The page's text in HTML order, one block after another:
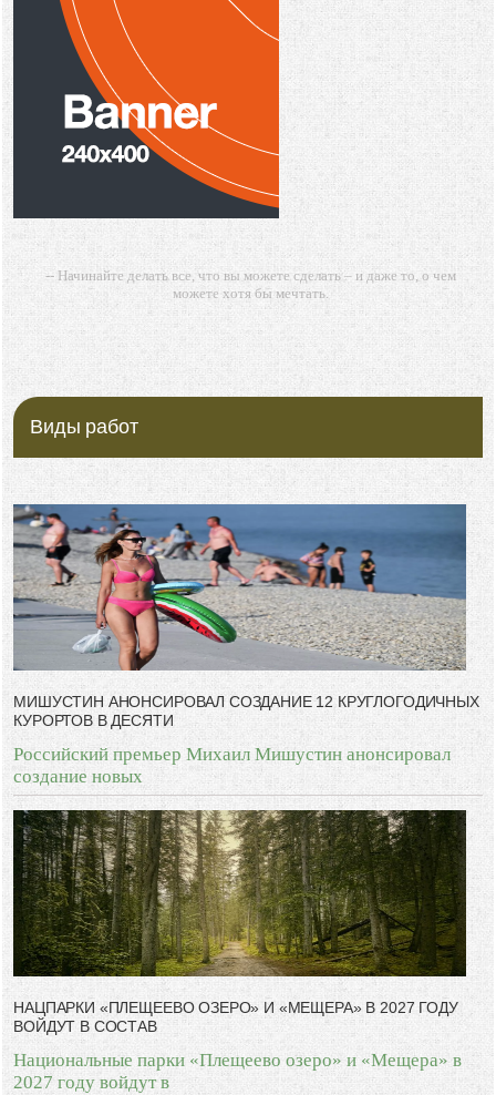
-- Начинайте делать все, что вы можете сделать – и даже то, о чем
можете хотя бы мечтать.
-- Все дело в мыслях. Мысль — начало всего. И мыслями можно
управлять. И поэтому главное дело совершенствования: работать над
мыслями.
-- Идите уверенно по направлению к мечте. Живите той жизнью,
глупость. Из всех страхов самый пугающий — самолюбование.
-- Лучшее, что можно сделать с хорошим советом, это пропустить его
мимо ушей. Он никогда не бывает полезен никому, кроме того, кто его
-- Люблю давать советы и очень не люблю, когда их дают мне.
Виды работ
МИШУСТИН АНОНСИРОВАЛ СОЗДАНИЕ 12 КРУГЛОГОДИЧНЫХ
КУРОРТОВ В ДЕСЯТИ
Российский премьер Михаил Мишустин анонсировал
создание новых
НАЦПАРКИ «ПЛЕЩЕЕВО ОЗЕРО» И «МЕЩЕРА» В 2027 ГОДУ
ВОЙДУТ В СОСТАВ
Национальные парки «Плещеево озеро» и «Мещера» в
2027 году войдут в